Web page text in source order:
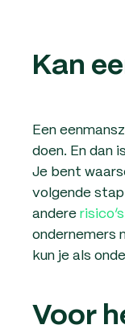
Kan
Een
doen. En dan
Je bent
volgende
andererisico’s
ondernemers
kun je als
Voor